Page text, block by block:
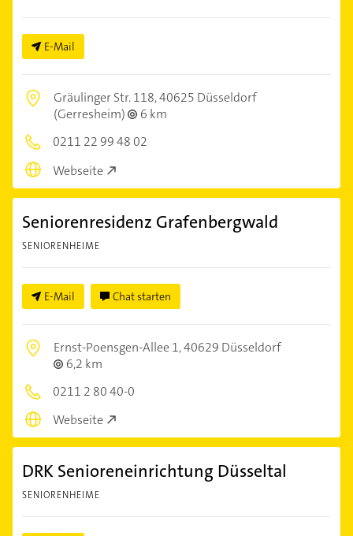
E-Mail
Gräulinger Str. 118,40625 Düsseldorf
(Gerresheim)
6 km
0211 22 99 48 02
Webseite
Seniorenresidenz Grafenbergwald
SENIORENHEIME
E-Mail Chat starten
Ernst-Poensgen-Allee 1,40629 Düsseldorf
6,2 km
0211 2 80 40-0
Webseite
DRK Senioreneinrichtung Düsseltal
SENIORENHEIME